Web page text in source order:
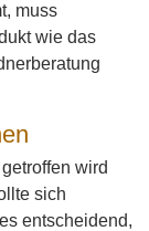
muss
wie das
wird
sich
entscheidend,